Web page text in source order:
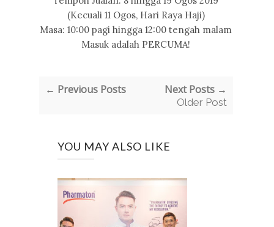
(Kecuali 11 Ogos, Hari Raya Haji)
Masa: 10:00 pagi hingga 12:00 tengah malam
Masuk adalah PERCUMA!
← Previous Posts Next Posts →
Older Post
YOU MAY ALSO LIKE